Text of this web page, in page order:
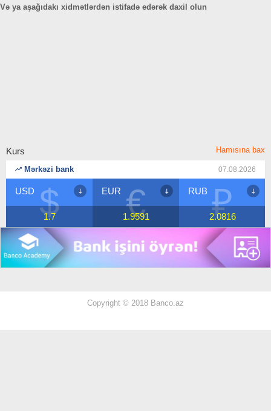
Və ya aşağıdakı xidmətlərdən istifadə edərək daxil olun
Kurs Hamısına bax
Mərkəzi bank 07.08.2026
$
USD
1.7 €
EUR
1.9591 ₽
RUB
2.0816
Copyright © 2018 Banco.az